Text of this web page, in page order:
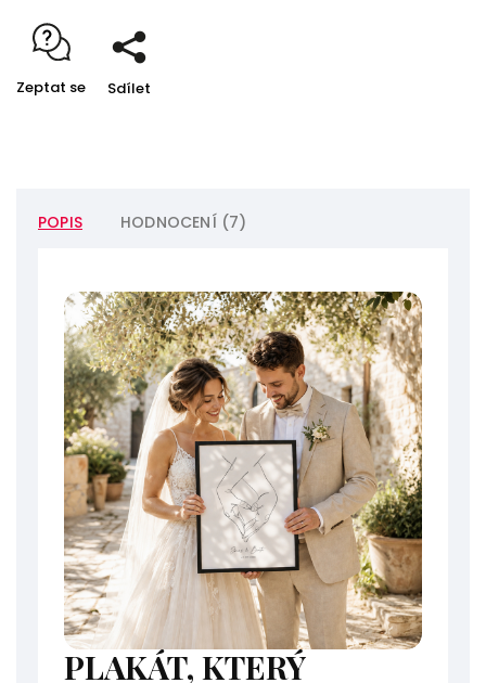
Zeptat se Sdílet
POPIS HODNOCENÍ (7)
PLAKÁT, KTERÝ